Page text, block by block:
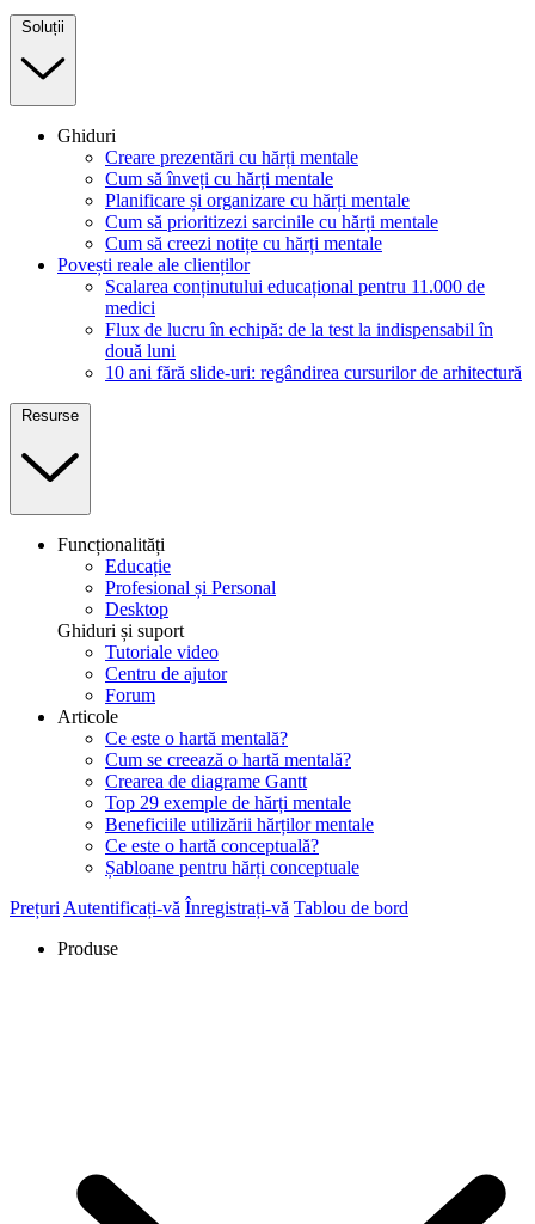
Soluții
Ghiduri
Creare prezentări cu hărți mentale
Cum să înveți cu hărți mentale
Planificare și organizare cu hărți mentale
Cum să prioritizezi sarcinile cu hărți mentale
Cum să creezi notițe cu hărți mentale
Povești reale ale clienților
Scalarea conținutului educațional pentru 11.000 de
medici
Flux de lucru în echipă: de la test la indispensabil în
două luni
10 ani fără slide-uri: regândirea cursurilor de arhitectură
Resurse
Funcționalități
Educație
Profesional și Personal
Desktop
Ghiduri și suport
Tutoriale video
Centru de ajutor
Forum
Articole
Ce este o hartă mentală?
Cum se creează o hartă mentală?
Crearea de diagrame Gantt
Top 29 exemple de hărți mentale
Beneficiile utilizării hărților mentale
Ce este o hartă conceptuală?
Șabloane pentru hărți conceptuale
Prețuri Autentificați-vă Înregistrați-vă Tablou de bord
Produse